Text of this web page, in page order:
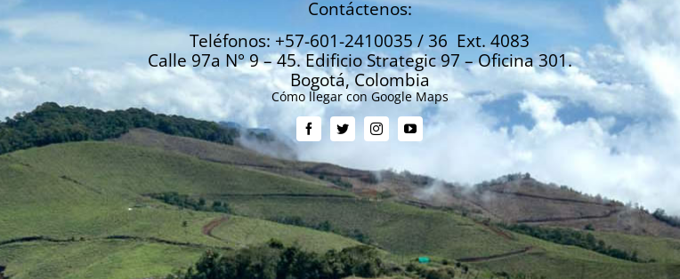
Contáctenos:
Teléfonos: +57-601-2410035 / 36 Ext. 4083
Calle 97a N° 9 – 45. Edificio Strategic 97 – Oficina 301.
Bogotá, Colombia
Cómo llegar con Google Maps